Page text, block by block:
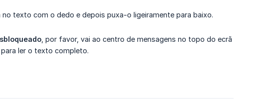
texto com o dedo e depois puxa-o ligeiramente para baixo.
, por favor, vai ao centro de mensagens no topo do ecrã
ler o texto completo.